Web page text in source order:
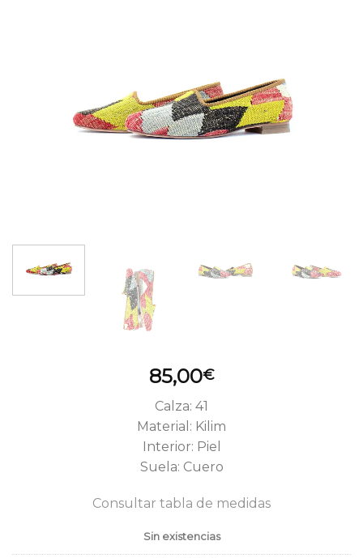
85,00€
Calza: 41
Material: Kilim
Interior: Piel
Suela: Cuero
Consultar tabla de medidas
Sin existencias